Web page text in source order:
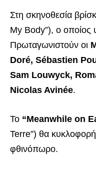
Στη σκηνοθεσία
My Body”), ο οποίος
Πρωταγωνιστούν οι
Doré, Sébastien
Sam Louwyck,
Nicolas Avinée.
Το “Meanwhile on
Terre”) θα
φθινόπωρο.